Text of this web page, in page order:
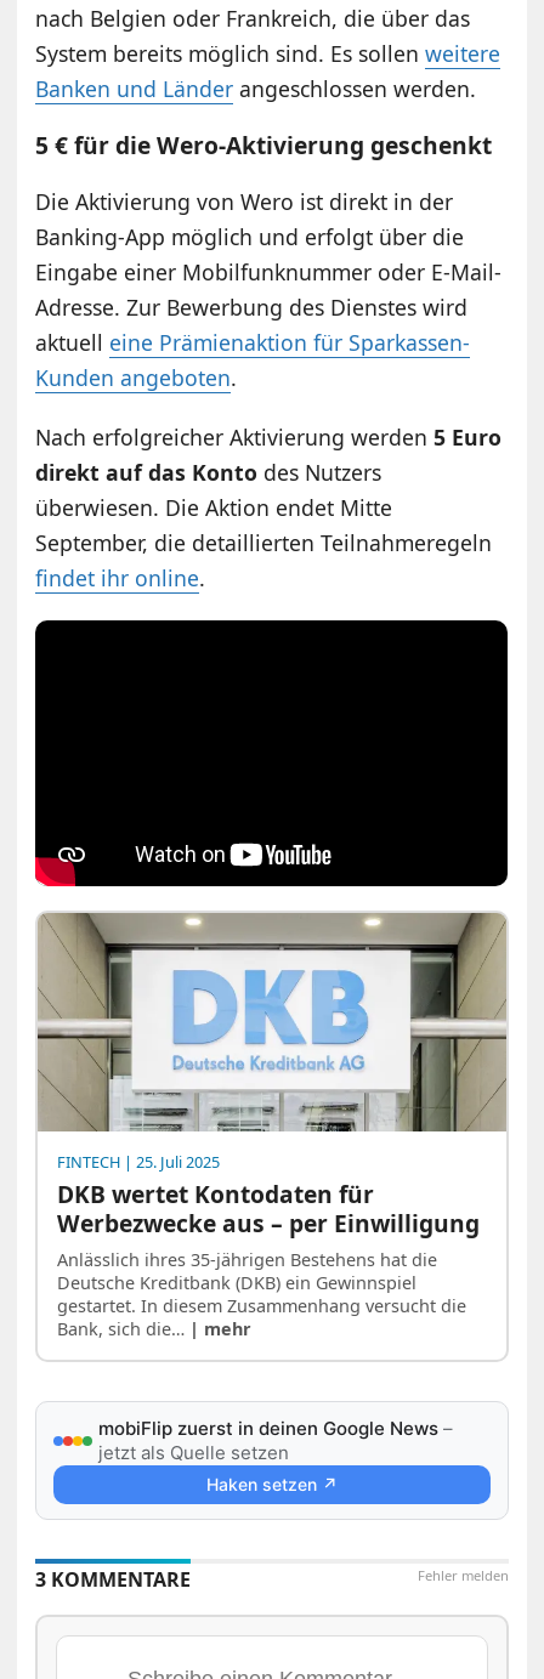
nach Belgien oder Frankreich, die über das
System bereits möglich sind. Es sollenweitere
Banken und Länder angeschlossen werden.
5 € für die Wero-Aktivierung geschenkt
Die Aktivierung von Wero ist direkt in der
Banking-App möglich und erfolgt über die
Eingabe einer Mobilfunknummer oder E-Mail-
Adresse. Zur Bewerbung des Dienstes wird
aktuell eine Prämienaktion für Sparkassen-
Kunden angeboten.
Nach erfolgreicher Aktivierung werden5 Euro
direkt auf das Konto des Nutzers
überwiesen. Die Aktion endet Mitte
September, die detaillierten Teilnahmeregeln
findet ihr online.
FINTECH | 25. Juli 2025
DKB wertet Kontodaten für
Werbezwecke aus – per Einwilligung
Anlässlich ihres 35-jährigen Bestehens hat die
Deutsche Kreditbank (DKB) ein Gewinnspiel
gestartet. In diesem Zusammenhang versucht die
Bank, sich die… | mehr
mobiFlip zuerst in deinen Google News –
jetzt als Quelle setzen
Haken setzen ↗
Fehler melden
3 KOMMENTARE